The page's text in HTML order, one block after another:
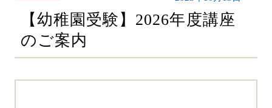
【幼稚園受験】2026年度講座
のご案内